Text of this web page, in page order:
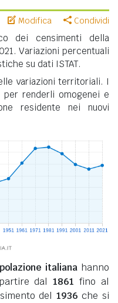
Modifica Condividi
dei censimenti della
Variazioni percentuali
su dati ISTAT.
variazioni territoriali. I
renderli omogenei e
residente nei nuovi
italiana hanno
partire dal1861 fino al
del 1936 che si